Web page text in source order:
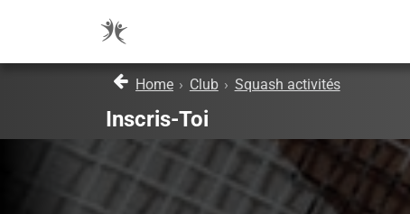
Home › Club › Squash activités
Inscris-Toi